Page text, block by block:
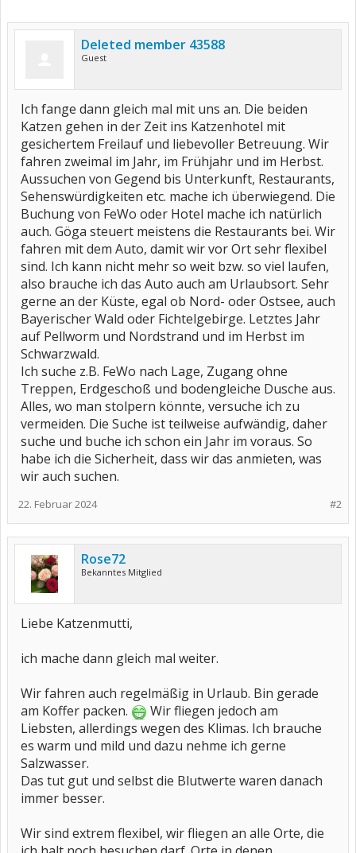
Deleted member 43588
Guest
Ich fange dann gleich mal mit uns an. Die beiden
Katzen gehen in der Zeit ins Katzenhotel mit
gesichertem Freilauf und liebevoller Betreuung. Wir
fahren zweimal im Jahr, im Frühjahr und im Herbst.
Aussuchen von Gegend bis Unterkunft, Restaurants,
Sehenswürdigkeiten etc. mache ich überwiegend. Die
Buchung von FeWo oder Hotel mache ich natürlich
auch. Göga steuert meistens die Restaurants bei. Wir
fahren mit dem Auto, damit wir vor Ort sehr flexibel
sind. Ich kann nicht mehr so weit bzw. so viel laufen,
also brauche ich das Auto auch am Urlaubsort. Sehr
gerne an der Küste, egal ob Nord- oder Ostsee, auch
Bayerischer Wald oder Fichtelgebirge. Letztes Jahr
auf Pellworm und Nordstrand und im Herbst im
Schwarzwald.
Ich suche z.B. FeWo nach Lage, Zugang ohne
Treppen, Erdgeschoß und bodengleiche Dusche aus.
Alles, wo man stolpern könnte, versuche ich zu
vermeiden. Die Suche ist teilweise aufwändig, daher
suche und buche ich schon ein Jahr im voraus. So
habe ich die Sicherheit, dass wir das anmieten, was
wir auch suchen.
#2
22. Februar 2024
Rose72
Bekanntes Mitglied
Liebe Katzenmutti,
ich mache dann gleich mal weiter.
Wir fahren auch regelmäßig in Urlaub. Bin gerade
am Koffer packen.
Wir fliegen jedoch am
Liebsten, allerdings wegen des Klimas. Ich brauche
es warm und mild und dazu nehme ich gerne
Salzwasser.
Das tut gut und selbst die Blutwerte waren danach
immer besser.
Wir sind extrem flexibel, wir fliegen an alle Orte, die